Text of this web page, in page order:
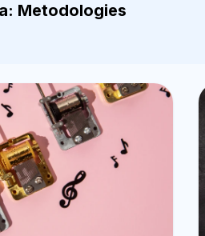
Metodologies